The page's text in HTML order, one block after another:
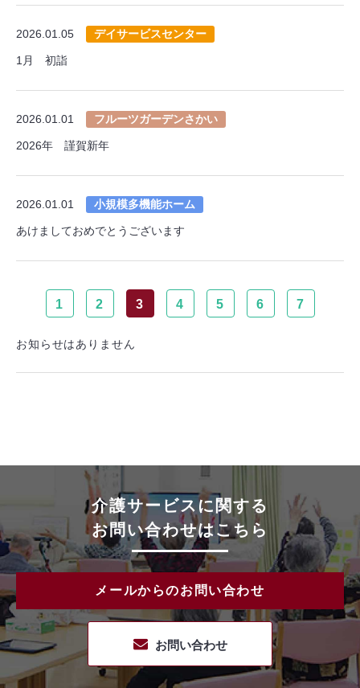
2026.01.05 デイサービスセンター
1月 初詣
2026.01.01 フルーツガーデンさかい
2026年 謹賀新年
2026.01.01 小規模多機能ホーム
あけましておめでとうございます
1 2 3 4 5 6 7
お知らせはありません
介護サービスに関する
お問い合わせはこちら
メールからのお問い合わせ
お問い合わせ